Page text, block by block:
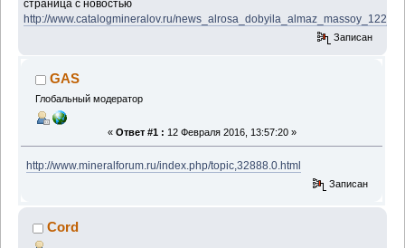
страница с новостью
http://www.catalogmineralov.ru/
Записан
GAS
Глобальный модератор
« Ответ #1 : 12 Февраля 2016, 13:57:20 »
http://www.mineralforum.ru/index.php/topic,32888.0.html
Записан
Cord